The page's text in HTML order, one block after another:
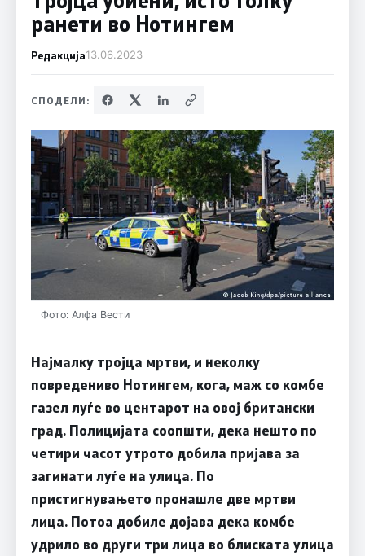
ранети во Нотингем
Редакција13.06.2023
СПОДЕЛИ:
Фото: Алфа Вести
Најмалку тројца мртви, и неколку
повредениво Нотингем, кога, маж со комбе
газел луѓе во центарот на овој британски
град. Полицијата соопшти, дека нешто по
четири часот утрото добила пријава за
загинати луѓе на улица. По
пристигнувањето пронашле две мртви
лица. Потоа добиле дојава дека комбе
удрило во други три лица во блиската улица